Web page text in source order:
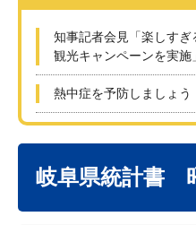
知事記者会見「楽しす
観光キャンペーンを実施
熱中症を予防しましょう
岐阜県統計書